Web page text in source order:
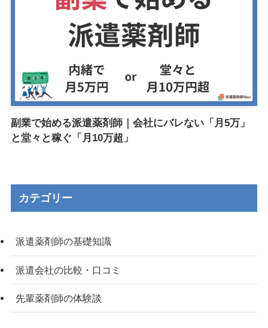
副業で始める派遣薬剤師｜会社にバレない「月5万」
と堂々と稼ぐ「月10万超」
カテゴリー
派遣薬剤師の基礎知識
派遣会社の比較・口コミ
先輩薬剤師の体験談